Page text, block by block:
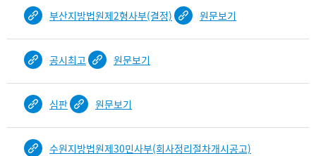
부산지방법원제2형사부(결정) 원문보기
공시최고 원문보기
심판 원문보기
수원지방법원제30민사부(회사정리절차개시공고)